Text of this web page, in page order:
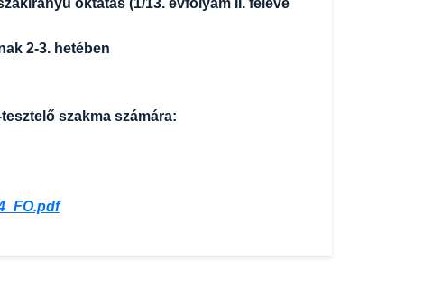
oktatás (1/13. évfolyam II. féléve
2-3. hetében
szakma számára: